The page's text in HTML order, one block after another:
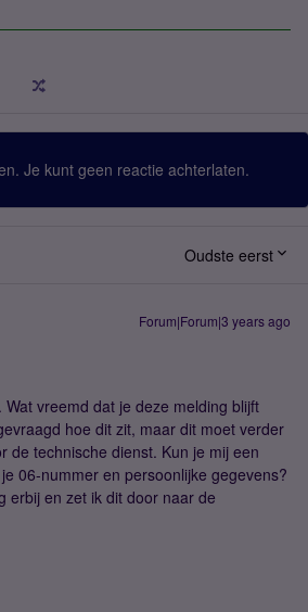
Je kunt geen reactie achterlaten.
Oudste eerst
Forum|Forum|3 years ago
vreemd dat je deze melding blijft
hoe dit zit, maar dit moet verder
de technische dienst. Kun je mij een
06-nummer en persoonlijke gegevens?
erbij en zet ik dit door naar de